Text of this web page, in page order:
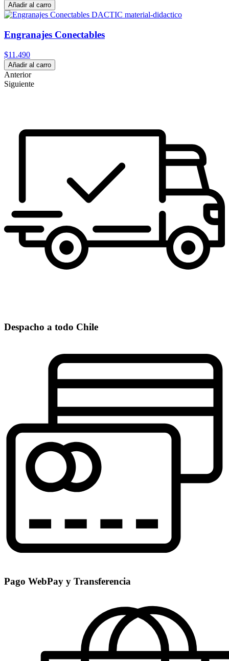
Añadir al carro
Engranajes Conectables
$11.490
Añadir al carro
Anterior
Siguiente
Despacho a todo Chile
Pago WebPay y Transferencia